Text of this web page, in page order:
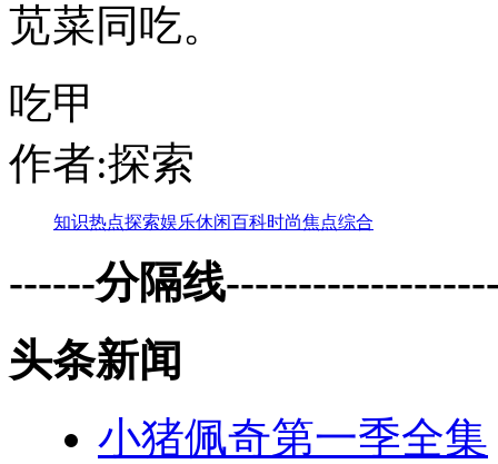
苋菜同吃。
吃甲
作者:探索
知识热点探索娱乐休闲百科时尚焦点综合
------分隔线
头条新闻
小猪佩奇第一季全集